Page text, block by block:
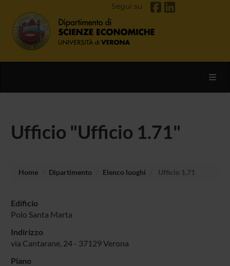
Segui su
Ufficio "Ufficio 1.71"
Home Dipartimento Elenco luoghi Ufficio 1.71
Edificio
Polo Santa Marta
Indirizzo
via Cantarane, 24 - 37129 Verona
Piano